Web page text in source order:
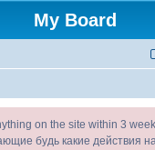
My Board
on the site within 3
будь какие действия